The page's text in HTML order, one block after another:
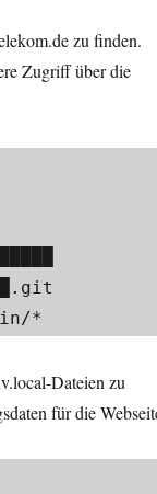
zu finden.
Zugriff über die
*​
Dateien zu
für die